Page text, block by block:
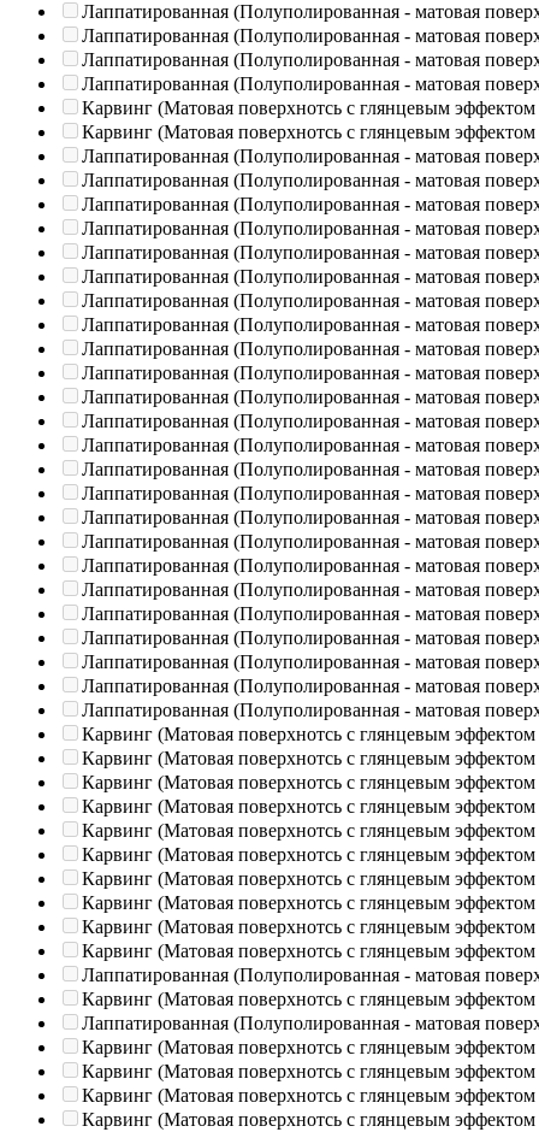
Лаппатированная (Полуполированная - матовая
Лаппатированная (Полуполированная - матовая
Лаппатированная (Полуполированная - матовая
Лаппатированная (Полуполированная - матовая
Карвинг (Матовая поверхнотсь с глянцевым эффектом
Карвинг (Матовая поверхнотсь с глянцевым эффектом
Лаппатированная (Полуполированная - матовая
Лаппатированная (Полуполированная - матовая
Лаппатированная (Полуполированная - матовая
Лаппатированная (Полуполированная - матовая
Лаппатированная (Полуполированная - матовая
Лаппатированная (Полуполированная - матовая
Лаппатированная (Полуполированная - матовая
Лаппатированная (Полуполированная - матовая
Лаппатированная (Полуполированная - матовая
Лаппатированная (Полуполированная - матовая
Лаппатированная (Полуполированная - матовая
Лаппатированная (Полуполированная - матовая
Лаппатированная (Полуполированная - матовая
Лаппатированная (Полуполированная - матовая
Лаппатированная (Полуполированная - матовая
Лаппатированная (Полуполированная - матовая
Лаппатированная (Полуполированная - матовая
Лаппатированная (Полуполированная - матовая
Лаппатированная (Полуполированная - матовая
Лаппатированная (Полуполированная - матовая
Лаппатированная (Полуполированная - матовая
Лаппатированная (Полуполированная - матовая
Лаппатированная (Полуполированная - матовая
Лаппатированная (Полуполированная - матовая
Карвинг (Матовая поверхнотсь с глянцевым эффектом
Карвинг (Матовая поверхнотсь с глянцевым эффектом
Карвинг (Матовая поверхнотсь с глянцевым эффектом
Карвинг (Матовая поверхнотсь с глянцевым эффектом
Карвинг (Матовая поверхнотсь с глянцевым эффектом
Карвинг (Матовая поверхнотсь с глянцевым эффектом
Карвинг (Матовая поверхнотсь с глянцевым эффектом
Карвинг (Матовая поверхнотсь с глянцевым эффектом
Карвинг (Матовая поверхнотсь с глянцевым эффектом
Карвинг (Матовая поверхнотсь с глянцевым эффектом
Лаппатированная (Полуполированная - матовая
Карвинг (Матовая поверхнотсь с глянцевым эффектом
Лаппатированная (Полуполированная - матовая
Карвинг (Матовая поверхнотсь с глянцевым эффектом
Карвинг (Матовая поверхнотсь с глянцевым эффектом
Карвинг (Матовая поверхнотсь с глянцевым эффектом
Карвинг (Матовая поверхнотсь с глянцевым эффектом